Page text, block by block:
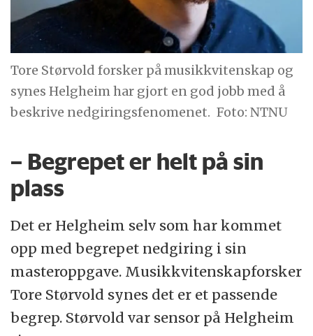
Tore Størvold forsker på musikkvitenskap og
synes Helgheim har gjort en god jobb med å
beskrive nedgiringsfenomenet. Foto: NTNU
– Begrepet er helt på sin
plass
Det er Helgheim selv som har kommet
opp med begrepet nedgiring i sin
masteroppgave. Musikkvitenskapforsker
Tore Størvold synes det er et passende
begrep. Størvold var sensor på Helgheim